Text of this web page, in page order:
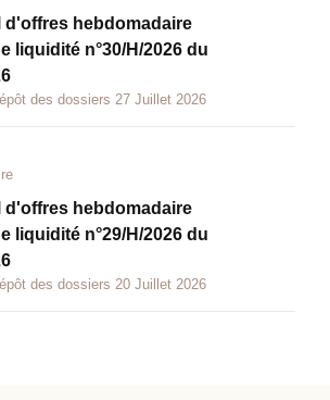
d'offres hebdomadaire
liquidité n°30/H/2026 du
des dossiers 27 Juillet 2026
d'offres hebdomadaire
liquidité n°29/H/2026 du
des dossiers 20 Juillet 2026